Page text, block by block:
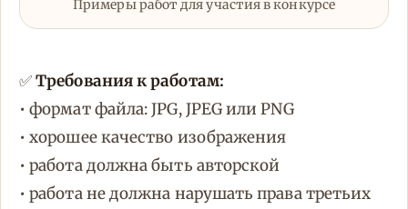
Примеры работ для участия в конкурсе
✅Требования к работам:
• формат файла: JPG, JPEG или PNG
• хорошее качество изображения
• работа должна быть авторской
• работа не должна нарушать права третьих